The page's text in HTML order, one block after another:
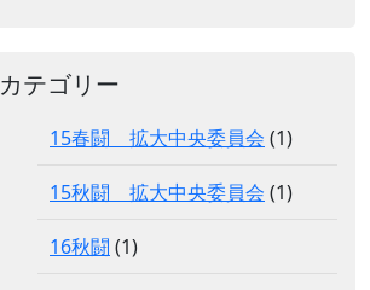
カテゴリー
15春闘 拡大中央委員会 (1)
15秋闘 拡大中央委員会 (1)
16秋闘 (1)